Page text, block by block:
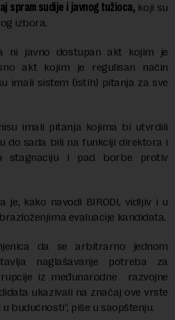
spram sudije i javnog tužioca, koji su
izbora.
ni javno dostupan akt kojim je
akt kojim je regulisan način
imali sistem (istih) pitanja za sve
imali pitanja kojima bi utvrdili
do sada bili na funkciji direktora i
stagnaciju i pad borbe protiv
je, kako navodi BIRODI, vidljiv i u
evaluacije kandidata.
da se arbitrarno jednom
naglašavanje potreba za
iz međunarodne razvojne
ukazivali na značaj ove vrste
budućnosti“, piše u saopštenju.